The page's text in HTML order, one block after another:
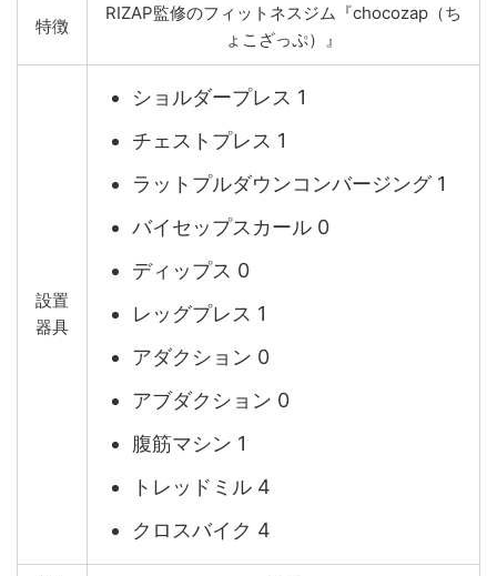
特徴
RIZAP監修のフィットネスジム『chocozap（ち
ょこざっぷ）』
設置
器具
ショルダープレス 1
チェストプレス 1
ラットプルダウンコンバージング 1
バイセップスカール 0
ディップス 0
レッグプレス 1
アダクション 0
アブダクション 0
腹筋マシン 1
トレッドミル 4
クロスバイク 4